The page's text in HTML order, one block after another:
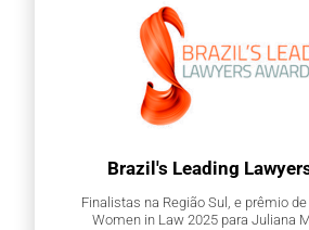
Brazil's Leading
Finalistas na Região Sul, e prêmio
Women in Law 2025 para Juliana